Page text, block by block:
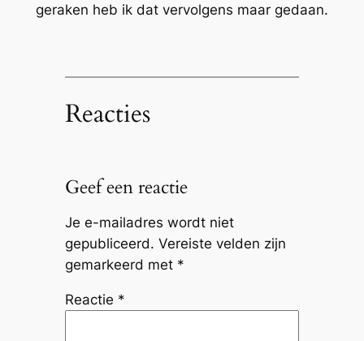
geraken heb ik dat vervolgens maar gedaan.
Reacties
Geef een reactie
Je e-mailadres wordt niet
gepubliceerd. Vereiste velden zijn
gemarkeerd met *
Reactie *